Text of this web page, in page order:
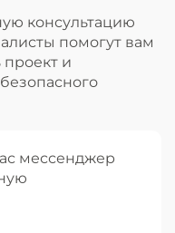
консультацию
помогут вам
проект и
мессенджер